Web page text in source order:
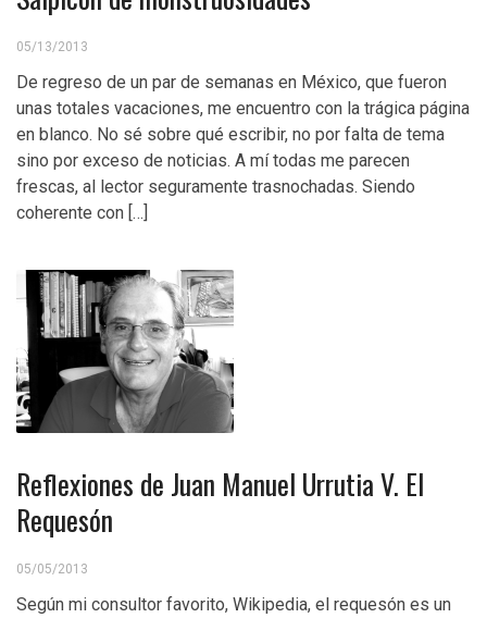
05/13/2013
De regreso de un par de semanas en México, que fueron
unas totales vacaciones, me encuentro con la trágica página
en blanco. No sé sobre qué escribir, no por falta de tema
sino por exceso de noticias. A mí todas me parecen
frescas, al lector seguramente trasnochadas. Siendo
coherente con […]
Reflexiones de Juan Manuel Urrutia V. El
Requesón
05/05/2013
Según mi consultor favorito, Wikipedia, el requesón es un